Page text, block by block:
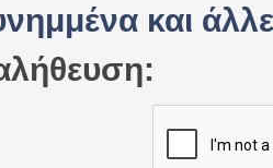
και